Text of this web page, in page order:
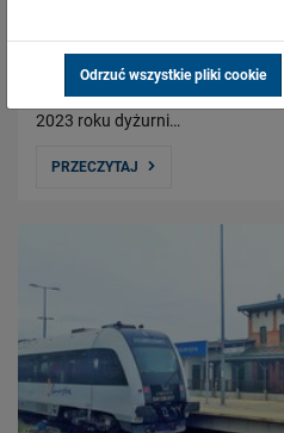
Około 14 tys. pracowników PKP
odpowiedzialnych za
doskonaliło kwalifikacje. Od
2023 roku dyżurni…
PRZECZYTAJ
Odrzuć wszystkie pliki cookie